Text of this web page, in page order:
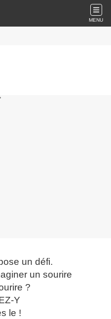
MENU
un défi.
un sourire
?
Y
le !